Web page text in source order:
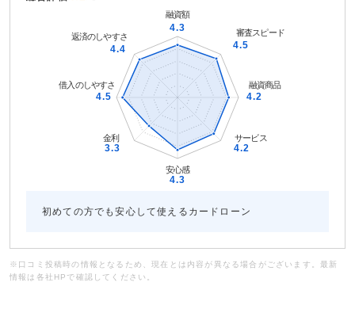
初めての方でも安心して使えるカードローン
※口コミ投稿時の情報となるため、現在とは内容が異なる場合がございます。最新
情報は各社HPで確認してください。